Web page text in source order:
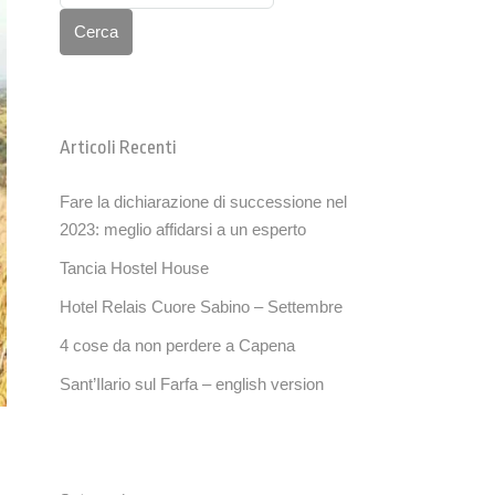
Cerca
Articoli Recenti
Fare la dichiarazione di successione nel
2023: meglio affidarsi a un esperto
Tancia Hostel House
Hotel Relais Cuore Sabino – Settembre
4 cose da non perdere a Capena
Sant’Ilario sul Farfa – english version